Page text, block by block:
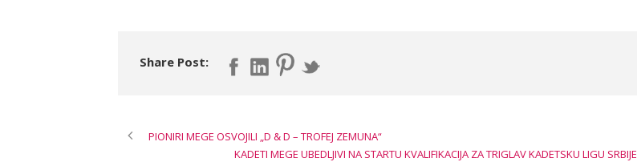
Share Post:
PIONIRI MEGE OSVOJILI „D & D – TROFEJ ZEMUNA“
KADETI MEGE UBEDLJIVI NA STARTU KVALIFIKACIJA ZA TRIGLAV KADETSKU LIGU SRBIJE